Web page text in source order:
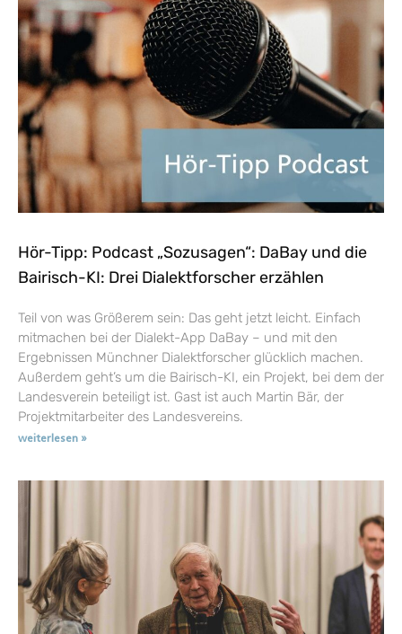
Hör-Tipp: Podcast „Sozusagen“: DaBay und die
Bairisch-KI: Drei Dialektforscher erzählen
Teil von was Größerem sein: Das geht jetzt leicht. Einfach
mitmachen bei der Dialekt-App DaBay – und mit den
Ergebnissen Münchner Dialektforscher glücklich machen.
Außerdem geht’s um die Bairisch-KI, ein Projekt, bei dem der
Landesverein beteiligt ist. Gast ist auch Martin Bär, der
Projektmitarbeiter des Landesvereins.
weiterlesen »